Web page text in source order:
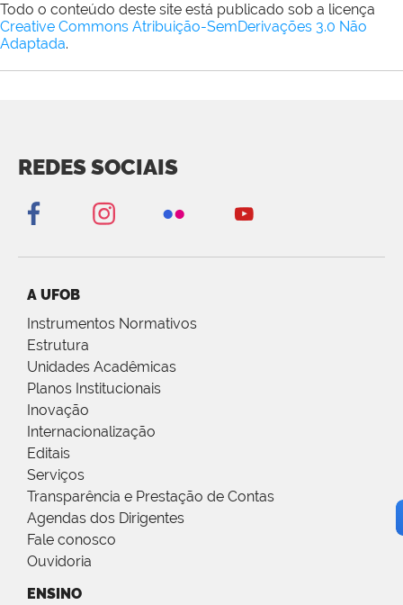
Todo o conteúdo deste site está publicado sob a licença
Creative Commons Atribuição-SemDerivações 3.0 Não
Adaptada.
REDES SOCIAIS
A UFOB
Instrumentos Normativos
Estrutura
Unidades Acadêmicas
Planos Institucionais
Inovação
Internacionalização
Editais
Serviços
Transparência e Prestação de Contas
Agendas dos Dirigentes
Fale conosco
Ouvidoria
ENSINO